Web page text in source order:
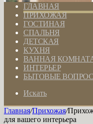
ГЛАВНАЯ
ПРИХОЖАЯ
ГОСТИНАЯ
СПАЛЬНЯ
ДЕТСКАЯ
КУХНЯ
ВАННАЯ
ИНТЕРЬЕР
БЫТОВЫЕ
Искать
Главная/Прихожая/
для вашего интерьера